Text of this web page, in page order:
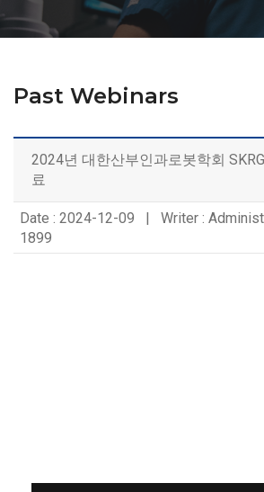
Past Webinars
2024년 대한산부인과로봇학회
료
Date : 2024-12-09 | Writer :
1899